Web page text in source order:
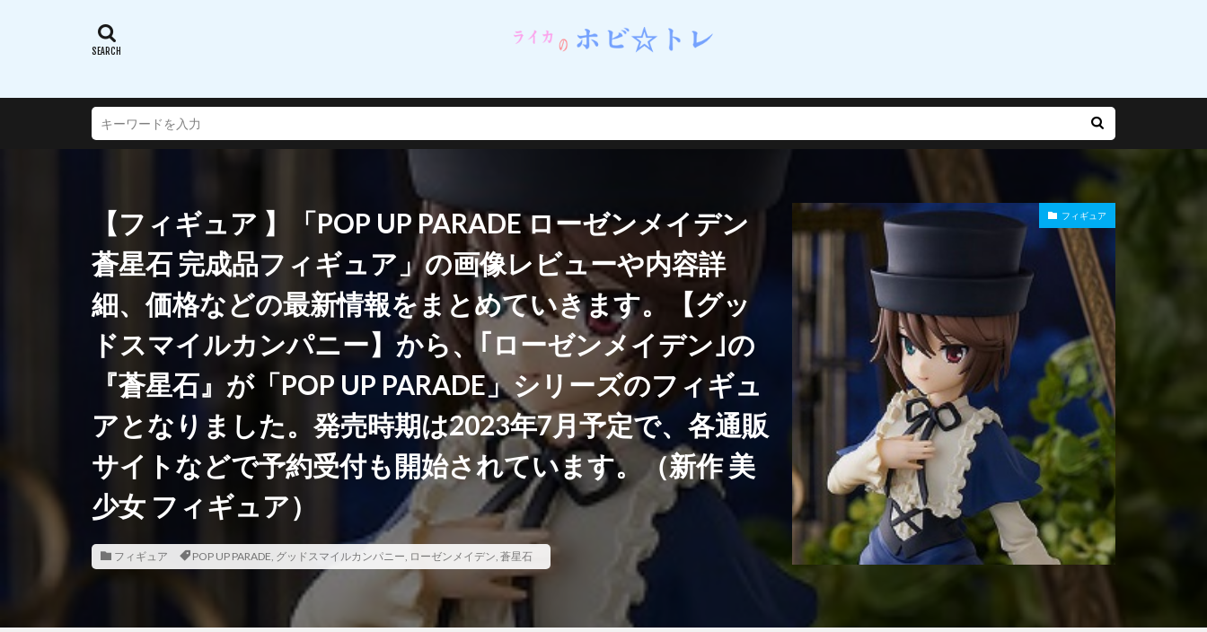
蝸之殼スタジオ（スネイルシェルスタジオ）
角楯カリン 設定資料集
超次元ゲイムネプテューヌ
超絶最かわてんしちゃん 踊り子
軌跡シリーズ
連盟空軍航空魔法音楽隊ルミナスウィッチーズ
遠野秋葉
酒呑童子 重兵装型女子高生 金糸雀 金色の闇 鈴原美紗
鈴雨やつみ
錦木千束 鎮海 閃乱カグラ
閃乱カグラ NewWave Gバースト
閃乱カグラ SHINOVI MASTER ～東京妖魔編～
閃刀姫 開栓注意 間桐桜
阿波連さんははかれない
阿波連れいな 限定販売 陰の実力者になりたくて！
陰陽師本格幻想RPG
陸八魔アル
陽夏木ミカン 雛苺 雛衣ポーレット 雨天決行 雪ノ下雪乃
雪音クリス
雪風 雷電芽衣 雷霆特遣隊 WHISKY・SOUR 霊使い
霧雨魔理沙
青春ブタ野郎はバニーガール先輩の夢を見ない
青眼の究極竜 静山マシロ
風紀委員長
風霊使いウィン/Wynn the Wind Chamer 風鳴翼 食戟のソーマ 食玩
食蜂操祈
香月芽郁
駿河 骸骨騎士様、只今異世界へお出掛け中 高坂桐乃 高巻杏
高雄
鬼滅の刃
魂魄妖夢 魔太郎 魔女の旅々 魔妖 魔弾 魔法少女
魔法少女まどか☆マギカ
魔法少女まどかマギカ
鴉羽 鷺沢文香 鹿乃 黒チャイナさん 黒咲芽亜
黒猫
龍造寺朱音 １／ ONE SLASH
【フィギュア 】「POP UP PARADE ローゼンメイデン
蒼星石 完成品フィギュア」の画像レビューや内容詳
細、価格などの最新情報をまとめていきます。【グッ
ドスマイルカンパニー】から、｢ローゼンメイデン｣の
『蒼星石』が「POP UP PARADE」シリーズのフィギュ
アとなりました。発売時期は2023年7月予定で、各通販
サイトなどで予約受付も開始されています。（新作 美
少女 フィギュア）
フィギュア POP UP PARADE, グッドスマイルカンパニー, ローゼンメイデン, 蒼星石
フィギュア